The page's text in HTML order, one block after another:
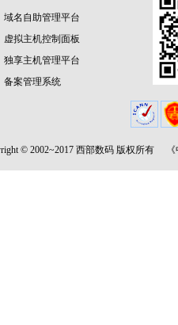
域名自助管理平台
虚拟主机控制面板
独享主机管理平台
备案管理系统
© 2002~2017 西部数码 版权所有